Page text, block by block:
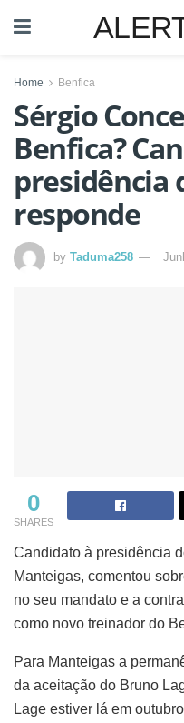
Home Benfica
Sérgio
Benfica?
presidência
responde
by Taduma258
0
SHARES
Candidato à presidência
Manteigas, comentou
no seu mandato e a
como novo treinador do
Para Manteigas a
da aceitação do Bruno
Lage estiver lá em